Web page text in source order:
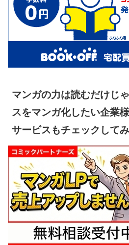
マンガの力は読むだけじ
スをマンガ化したい企業
サービスもチェックしてみ